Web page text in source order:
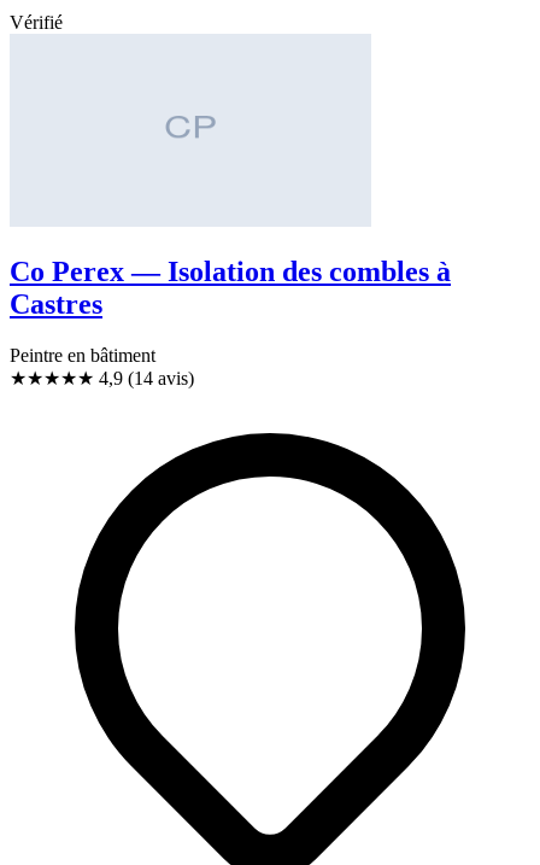
Vérifié
Co Perex — Isolation des combles à
Castres
Peintre en bâtiment
★★★★★ 4,9 (14 avis)